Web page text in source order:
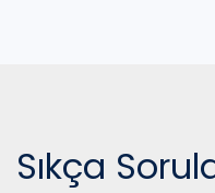
Sıkça